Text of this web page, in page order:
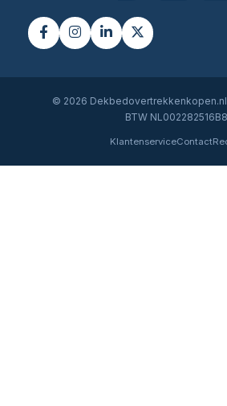
© 2026 Dekbedovertrekkenkopen.nl
BTW
KlantenserviceContact